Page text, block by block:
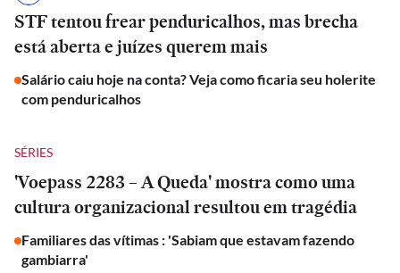
STF tentou frear penduricalhos, mas brecha
está aberta e juízes querem mais
Salário caiu hoje na conta? Veja como ficaria seu holerite
com penduricalhos
SÉRIES
'Voepass 2283 – A Queda' mostra como uma
cultura organizacional resultou em tragédia
Familiares das vítimas : 'Sabiam que estavam fazendo
gambiarra'